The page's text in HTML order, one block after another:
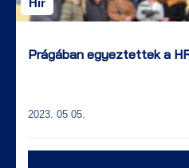
Hír
Prágában egyeztettek a
2023. 05 05.